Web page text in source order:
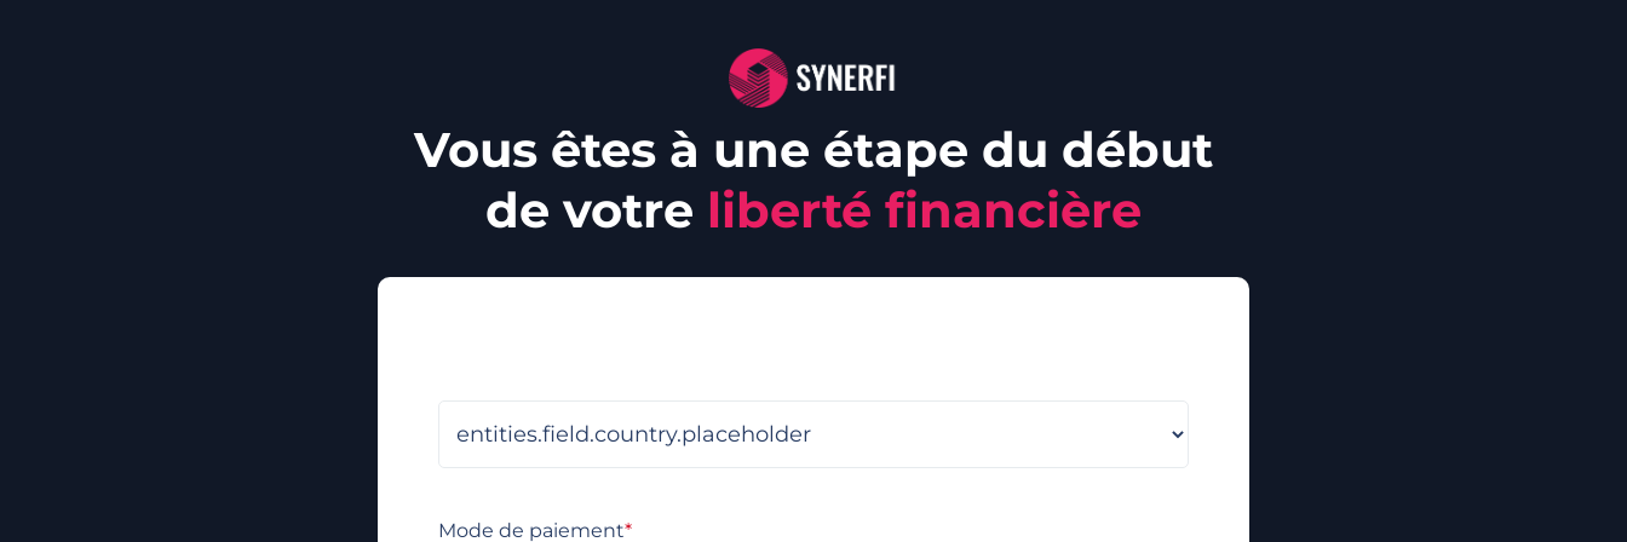
Vous êtes à une étape du début
de votre liberté financière
Mode de paiement*